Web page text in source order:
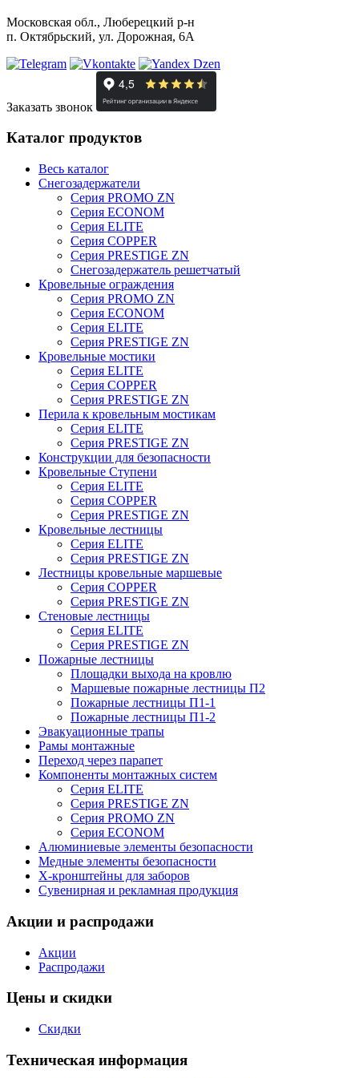
Московская обл., Люберецкий р-н
п. Октябрьский, ул. Дорожная, 6А
Заказать звонок
Каталог продуктов
Весь каталог
Снегозадержатели
Серия PROMO ZN
Серия ECONOM
Серия ELITE
Серия COPPER
Серия PRESTIGE ZN
Снегозадержатель решетчатый
Кровельные ограждения
Серия PROMO ZN
Серия ECONOM
Серия ELITE
Серия PRESTIGE ZN
Кровельные мостики
Серия ELITE
Серия COPPER
Серия PRESTIGE ZN
Перила к кровельным мостикам
Серия ELITE
Серия PRESTIGE ZN
Конструкции для безопасности
Кровельные Ступени
Серия ELITE
Серия COPPER
Серия PRESTIGE ZN
Кровельные лестницы
Серия ELITE
Серия PRESTIGE ZN
Лестницы кровельные маршевые
Серия COPPER
Серия PRESTIGE ZN
Стеновые лестницы
Серия ELITE
Серия PRESTIGE ZN
Пожарные лестницы
Площадки выхода на кровлю
Маршевые пожарные лестницы П2
Пожарные лестницы П1-1
Пожарные лестницы П1-2
Эвакуационные трапы
Рамы монтажные
Переход через парапет
Компоненты монтажных систем
Серия ELITE
Серия PRESTIGE ZN
Серия PROMO ZN
Серия ECONOM
Алюминиевые элементы безопасности
Медные элементы безопасности
X-кронштейны для заборов
Сувенирная и рекламная продукция
Акции и распродажи
Акции
Распродажи
Цены и скидки
Скидки
Техническая информация